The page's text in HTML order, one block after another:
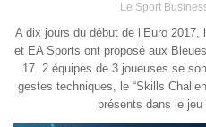
Le Sport
A dix jours du début de l’Euro 2017,
et EA Sports ont proposé aux
17. 2 équipes de 3 joueuses se
gestes techniques, le “Skills
présents dans le